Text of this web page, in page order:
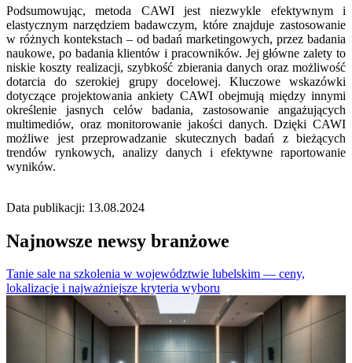
Podsumowując, metoda CAWI jest niezwykle efektywnym i
elastycznym narzędziem badawczym, które znajduje zastosowanie
w różnych kontekstach – od badań marketingowych, przez badania
naukowe, po badania klientów i pracowników. Jej główne zalety to
niskie koszty realizacji, szybkość zbierania danych oraz możliwość
dotarcia do szerokiej grupy docelowej. Kluczowe wskazówki
dotyczące projektowania ankiety CAWI obejmują między innymi
określenie jasnych celów badania, zastosowanie angażujących
multimediów, oraz monitorowanie jakości danych. Dzięki CAWI
możliwe jest przeprowadzanie skutecznych badań z bieżących
trendów rynkowych, analizy danych i efektywne raportowanie
wyników.
Data publikacji: 13.08.2024
Najnowsze newsy branżowe
Tanie sale na szkolenia w województwie lubelskim — ceny,
lokalizacje i najważniejsze kryteria wyboru